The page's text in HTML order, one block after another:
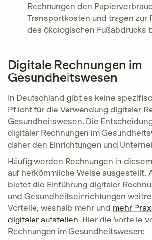
Rechnungen den
Transportkosten und tragen zur
des ökologischen Fußabdrucks
Digitale Rechnungen im
Gesundheitswesen
In Deutschland gibt es keine
Pflicht für die Verwendung digitaler
Gesundheitswesen. Die
digitaler Rechnungen im
daher den Einrichtungen und
Häufig werden Rechnungen in
auf herkömmliche Weise ausgestellt.
bietet die Einführung digitaler
und Gesundheitseinrichtungen
Vorteile, weshalb mehr und mehr
digitaler aufstellen. Hier die Vorteile
Rechnungen im Gesundheitswesen: